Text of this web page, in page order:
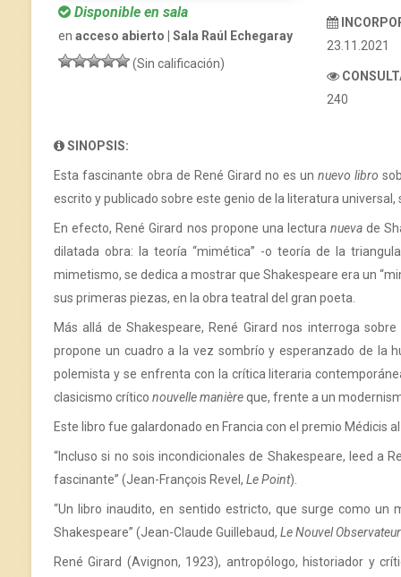
Disponible en sala
en acceso abierto | Sala Raúl Echegaray
(Sin calificación)
23.11.2021
240
SINOPSIS:
Esta fascinante obra de René Girard no es un nuevo libro
escrito y publicado sobre este genio de la literatura universal,
En efecto, René Girard nos propone una lecturanueva de
dilatada obra: la teoría “mimética” -o teoría de la
mimetismo, se dedica a mostrar que Shakespeare era un
sus primeras piezas, en la obra teatral del gran poeta.
Más allá de Shakespeare, René Girard nos interroga
propone un cuadro a la vez sombrío y esperanzado de la
polemista y se enfrenta con la crítica literaria
clasicismo crítico nouvelle manièreque, frente a un
Este libro fue galardonado en Francia con el premio Médicis
“Incluso si no sois incondicionales de Shakespeare, leed a
fascinante” (Jean-François Revel, Le Point).
“Un libro inaudito, en sentido estricto, que surge como un
Shakespeare” (Jean-Claude Guillebaud, Le Nouvel Observateur
René Girard (Avignon, 1923), antropólogo, historiador y